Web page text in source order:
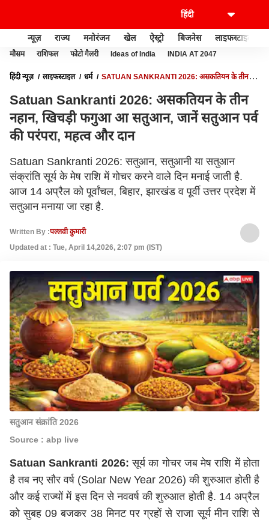
न्यूज़ राज्य मनोरंजन खेल ऐस्ट्रो बिजनेस लाइफस्टाइल
मौसम राशिफल फोटो गैलरी Ideas of India INDIA AT 2047
हिंदी न्यूज़ लाइफस्टाइल धर्म
SATUAN SANKRANTI 2026: असकतियन के तीन
Satuan Sankranti 2026: असकतियन के तीन
नहान, खिचड़ी फगुआ आ सतुआन, जानें सतुआन पर्व
की परंपरा, महत्व और दान
Satuan Sankranti 2026: सतुआन, सतुआनी या सतुआन
संक्रांति सूर्य के मेष राशि में गोचर करने वाले दिन मनाई जाती है.
आज 14 अप्रैल को पूर्वांचल, बिहार, झारखंड व पूर्वी उत्तर प्रदेश में
सतुआन मनाया जा रहा है.
Written By :पल्लवी कुमारी
Updated at : Tue, April 14,2026, 2:07 pm (IST)
सतुआन संक्रांति 2026
Source : abp live
Satuan Sankranti 2026:सूर्य का गोचर जब मेष राशि में होता
है तब नए सौर वर्ष (Solar New Year 2026) की शुरुआत होती है
और कई राज्यों में इस दिन से नववर्ष की शुरुआत होती है. 14 अप्रैल
को सुबह 09 बजकर 38 मिनट पर ग्रहों से राजा सूर्य मीन राशि से